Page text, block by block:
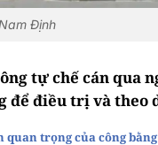
Định
tự chế cán qua
để điều trị và theo
trọng của công